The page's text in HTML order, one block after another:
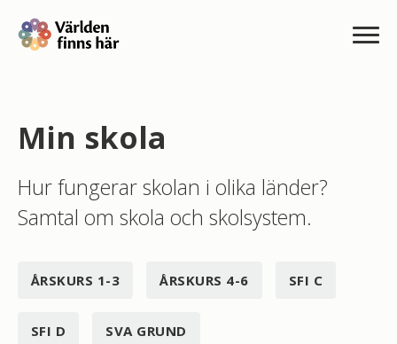
Min skola
Hur fungerar skolan i olika länder?
Samtal om skola och skolsystem.
ÅRSKURS 1-3 ÅRSKURS 4-6 SFI C
SFI D SVA GRUND